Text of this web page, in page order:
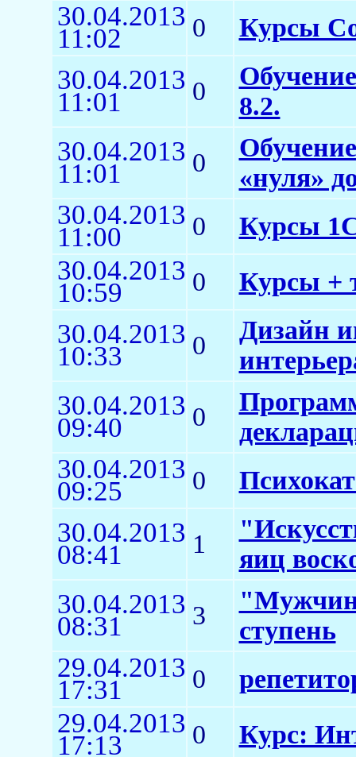
30.04.2013
11:02 0 Курсы
30.04.2013
11:01 0
8.2.
30.04.2013
11:01 0
«нуля»
30.04.2013
11:00 0 Курсы
30.04.2013
10:59 0 Курсы +
30.04.2013
10:33 0
Дизайн
30.04.2013
09:40 0
30.04.2013
09:25 0
30.04.2013
08:41 1
яиц
30.04.2013
08:31 3
ступень
29.04.2013
17:31 0
29.04.2013
17:13 0 Курс: